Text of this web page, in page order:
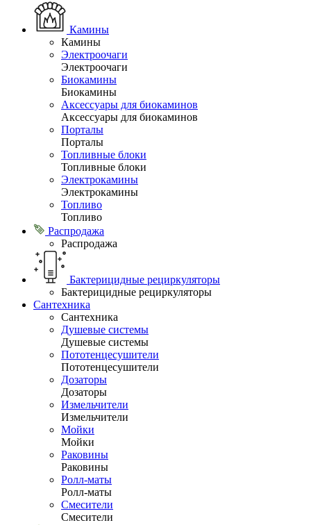
Камины
Камины
Электроочаги
Электроочаги
Биокамины
Биокамины
Аксессуары для биокаминов
Аксессуары для биокаминов
Порталы
Порталы
Топливные блоки
Топливные блоки
Электрокамины
Электрокамины
Топливо
Топливо
Распродажа
Распродажа
Бактерицидные рециркуляторы
Бактерицидные рециркуляторы
Сантехника
Сантехника
Душевые системы
Душевые системы
Пототенцесушители
Пототенцесушители
Дозаторы
Дозаторы
Измельчители
Измельчители
Мойки
Мойки
Раковины
Раковины
Ролл-маты
Ролл-маты
Смесители
Смесители